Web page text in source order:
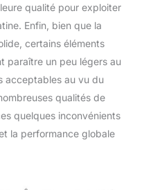
qualité pour exploiter
Enfin, bien que la
certains éléments
paraître un peu légers au
acceptables au vu du
qualités de
quelques inconvénients
la performance globale